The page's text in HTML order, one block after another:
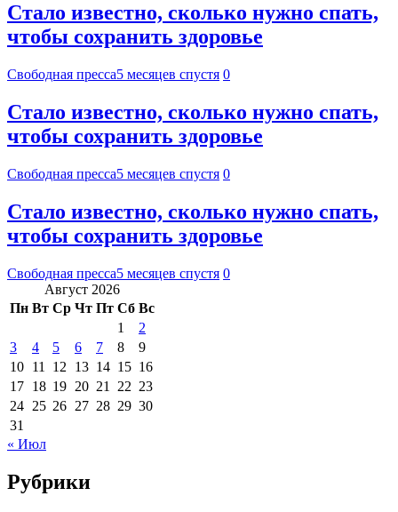
Стало известно, сколько нужно спать,
чтобы сохранить здоровье
Свободная пресса5 месяцев спустя 0
Стало известно, сколько нужно спать,
чтобы сохранить здоровье
Свободная пресса5 месяцев спустя 0
Стало известно, сколько нужно спать,
чтобы сохранить здоровье
Свободная пресса5 месяцев спустя 0
Август 2026
Пн Вт Ср Чт Пт Сб Вс
1
2
3
4 5 6 7 8
9
10 11 12 13 14 15 16
17 18 19 20 21 22 23
24 25 26 27 28 29 30
31
« Июл
Рубрики